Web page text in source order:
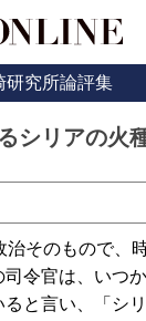
研究所論評集
シリアの火
そのもので、
令官は、いつ
ると言い、「シ